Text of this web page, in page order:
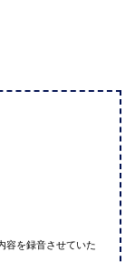
容を録音させていた